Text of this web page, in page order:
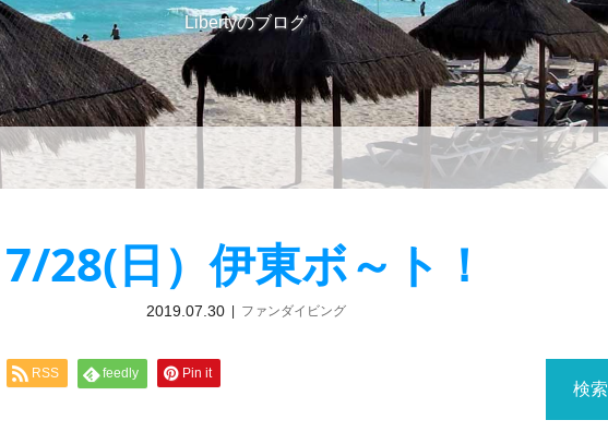
Libertyのブログ
7/28(日）伊東ボ～ト！
2019.07.30 ファンダイビング
RSS feedly Pin it
検索